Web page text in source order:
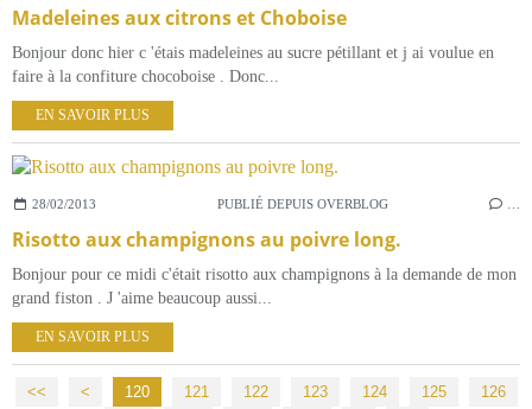
Madeleines aux citrons et Choboise
Bonjour donc hier c 'étais madeleines au sucre pétillant et j ai voulue en
faire à la confiture chocoboise . Donc...
EN SAVOIR PLUS
28/02/2013 PUBLIÉ DEPUIS OVERBLOG
Risotto aux champignons au poivre long.
Bonjour pour ce midi c'était risotto aux champignons à la demande de mon
grand fiston . J 'aime beaucoup aussi...
EN SAVOIR PLUS
<< < 100
110
120 121 122 123 124 125
126